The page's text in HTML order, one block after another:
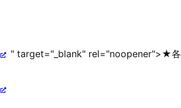
" target="_blank" rel="noopener">★各